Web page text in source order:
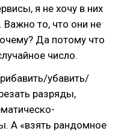
я не хочу в них
Важно то, что они не
Да потому что
число.
убавить/
разряды,
А «взять рандомное